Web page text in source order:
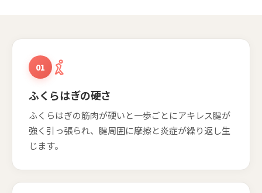
01
ふくらはぎの硬さ
ふくらはぎの筋肉が硬いと一歩ごとにアキレス腱が
強く引っ張られ、腱周囲に摩擦と炎症が繰り返し生
じます。